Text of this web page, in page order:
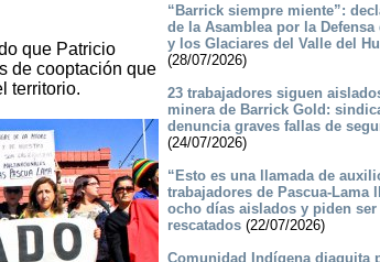
que Patricio
de cooptación que
territorio.
“Barrick siempre miente”:
de la Asamblea por la Defensa
y los Glaciares del Valle del
(28/07/2026)
23 trabajadores siguen
minera de Barrick Gold:
denuncia graves fallas de
(24/07/2026)
“Esto es una llamada de
trabajadores de Pascua-Lama
ocho días aislados y piden ser
rescatados(22/07/2026)
Comunidad Indígena diaguita